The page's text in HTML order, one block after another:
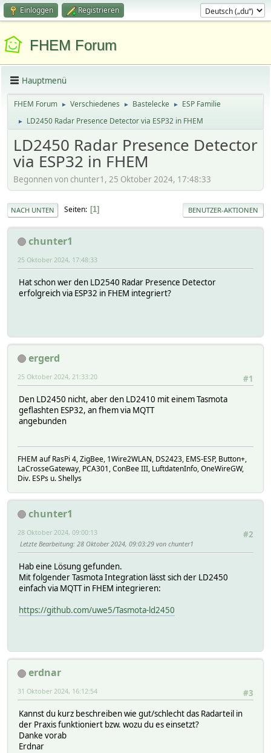
Einloggen Registrieren
FHEM Forum
Hauptmenü
FHEM Forum ► Verschiedenes ► Bastelecke ► ESP Familie
► LD2450 Radar Presence Detector via ESP32 in FHEM
LD2450 Radar Presence Detector
via ESP32 in FHEM
Begonnen von chunter1, 25 Oktober 2024, 17:48:33
NACH UNTEN Seiten 1 BENUTZER-AKTIONEN
chunter1
25 Oktober 2024, 17:48:33
Hat schon wer den LD2540 Radar Presence Detector
erfolgreich via ESP32 in FHEM integriert?
ergerd
#1
25 Oktober 2024, 21:33:20
Den LD2450 nicht, aber den LD2410 mit einem Tasmota
geflashten ESP32, an fhem via MQTT
angebunden
FHEM auf RasPi 4, ZigBee, 1Wire2WLAN, DS2423, EMS-ESP, Button+,
LaCrosseGateway, PCA301, ConBee III, LuftdatenInfo, OneWireGW,
Div. ESPs u. Shellys
chunter1
#2
28 Oktober 2024, 09:00:13
Letzte Bearbeitung: 28 Oktober 2024, 09:03:29 von chunter1
Hab eine Lösung gefunden.
Mit folgender Tasmota Integration lässt sich der LD2450
einfach via MQTT in FHEM integrieren:
https://github.com/uwe5/Tasmota-ld2450
erdnar
#3
31 Oktober 2024, 16:12:54
Kannst du kurz beschreiben wie gut/schlecht das Radarteil in
der Praxis funktioniert bzw. wozu du es einsetzt?
Danke vorab
Erdnar